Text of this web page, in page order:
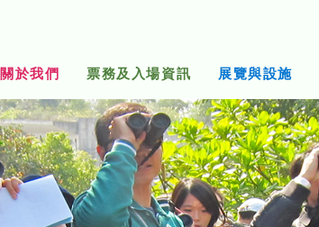
關於我們 票務及入場資訊 展覽與設施